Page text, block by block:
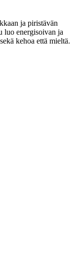
ja piristävän
luo energisoivan ja
kehoa että mieltä.